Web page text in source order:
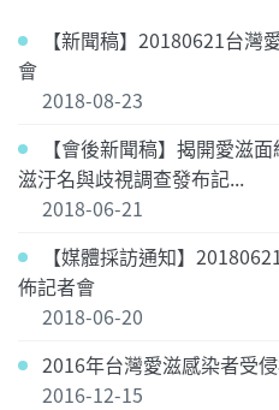
【新聞稿】20180621台
會
2018-08-23
【會後新聞稿】揭開愛滋
滋汙名與歧視調查發布記...
2018-06-21
【媒體採訪通知】
佈記者會
2018-06-20
2016年台灣愛滋感染者受
2016-12-15